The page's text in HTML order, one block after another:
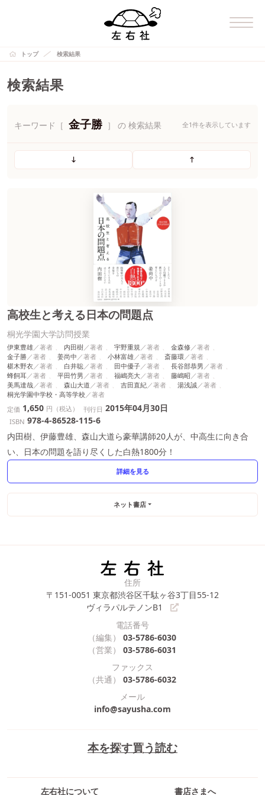
トップ 検索結果
検索結果
キーワード［ 金子勝 ］ の 検索結果 全1件を表示しています
高校生と考える日本の問題点
桐光学園大学訪問授業
伊東豊雄 内田樹 宇野重規
金森修
金子勝
姜尚中 小林富雄
斎藤環
椹木野衣
白井聡 田中優子
長谷部恭男
蜂飼耳
平田竹男 福嶋亮大
藤嶋昭
美馬達哉
森山大道 吉田直紀
湯浅誠
桐光学園中学校・高等学校
定価 1,650 円（税込） 刊行日 2015年04月30日
ISBN 978-4-86528-115-6
内田樹、伊藤豊雄、森山大道ら豪華講師20人が、中高生に向き合
い、日本の問題を語り尽くした白熱1800分！
詳細を見る
ネット書店
本を探す買う読む
左右社について 書店さまへ
住所
〒151-0051 東京都渋谷区千駄ヶ谷3丁目55-12
ヴィラパルテノンB1
電話番号
（編集）
03-5786-6030
（営業）
03-5786-6031
ファックス
（共通）
03-5786-6032
メール
info@sayusha.com